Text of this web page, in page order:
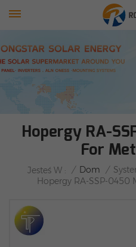
Hopergy RA-
For
Jesteś W : / Dom /
Hopergy RA-SSP-0450